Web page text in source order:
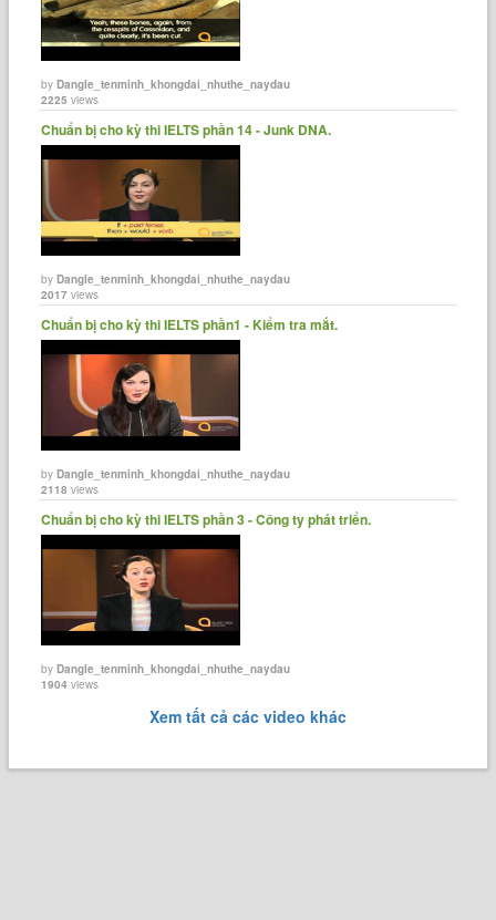
byDangle_tenminh_khongdai_nhuthe_naydau
2225 views
‪Chuẩn bị cho kỳ thi IELTS phần 14 - Junk DNA.
byDangle_tenminh_khongdai_nhuthe_naydau
2017 views
‪Chuẩn bị cho kỳ thi IELTS phần1 - Kiểm tra mắt.
byDangle_tenminh_khongdai_nhuthe_naydau
2118 views
‪Chuẩn bị cho kỳ thi IELTS phần 3 - Công ty phát triển.
byDangle_tenminh_khongdai_nhuthe_naydau
1904 views
Xem tất cả các video khác